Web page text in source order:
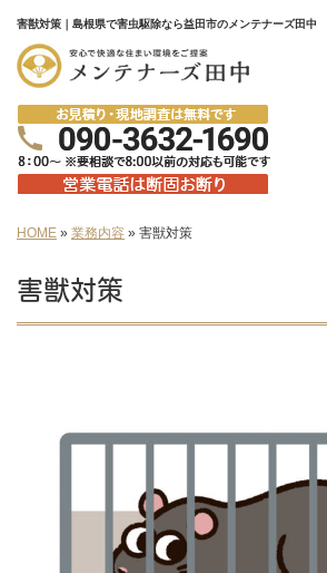
害獣対策｜島根県で害虫駆除なら益田市のメンテナーズ田中
HOME » 業務内容 » 害獣対策
害獣対策